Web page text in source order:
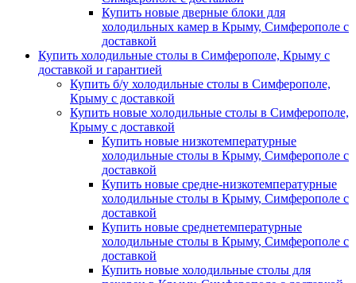
Купить новые дверные блоки для
холодильных камер в Крыму, Симферополе с
доставкой
Купить холодильные столы в Симферополе, Крыму с
доставкой и гарантией
Купить б/у холодильные столы в Симферополе,
Крыму с доставкой
Купить новые холодильные столы в Симферополе,
Крыму с доставкой
Купить новые низкотемпературные
холодильные столы в Крыму, Симферополе с
доставкой
Купить новые средне-низкотемпературные
холодильные столы в Крыму, Симферополе с
доставкой
Купить новые среднетемпературные
холодильные столы в Крыму, Симферополе с
доставкой
Купить новые холодильные столы для